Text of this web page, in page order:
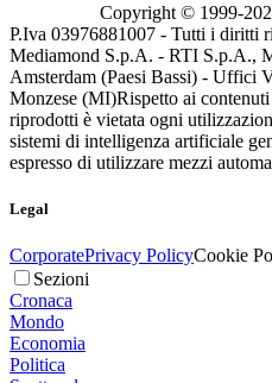
Copyright © 1999-
P.Iva 03976881007 - Tutti i diritti
Mediamond S.p.A. - RTI S.p.A.,
Amsterdam (Paesi Bassi) - Uffici
Monzese (MI)Rispetto ai
riprodotti è vietata ogni
sistemi di intelligenza artificiale
espresso di utilizzare mezzi
Legal
CorporatePrivacy PolicyCookie
Sezioni
Cronaca
Mondo
Economia
Politica